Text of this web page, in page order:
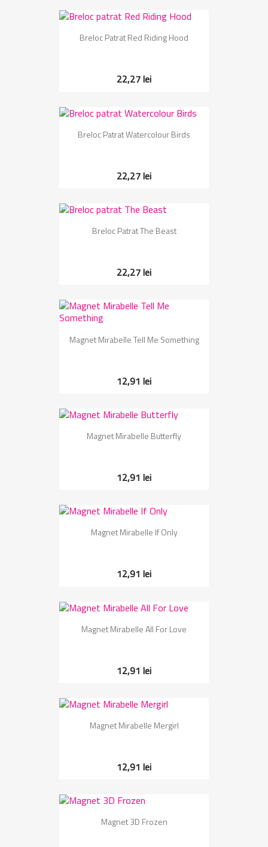
Breloc Patrat Red Riding Hood
22,27 lei
Breloc Patrat Watercolour Birds
22,27 lei
Breloc Patrat The Beast
22,27 lei
Magnet Mirabelle Tell Me Something
12,91 lei
Magnet Mirabelle Butterfly
12,91 lei
Magnet Mirabelle If Only
12,91 lei
Magnet Mirabelle All For Love
12,91 lei
Magnet Mirabelle Mergirl
12,91 lei
Magnet 3D Frozen